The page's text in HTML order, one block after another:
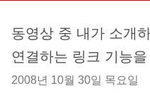
동영상 중 내가 소개
연결하는 링크 기능
2008년 10월 30일 목요일